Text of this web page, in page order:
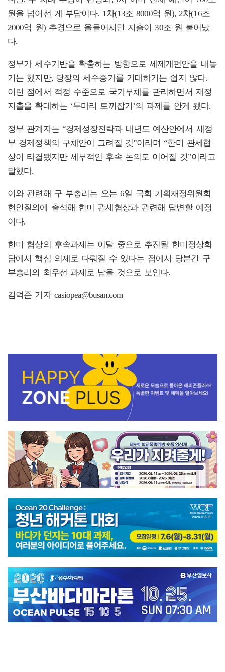
원을 넘어선 게 부담이다. 1차(13조 8000억 원), 2차(16조
2000억 원) 추경으로 올들어서만 지출이 30조 원 불어났
다.
정부가 세수기반을 확충하는 방향으로 세제개편안을 내놓
기는 했지만, 당장의 세수증가를 기대하기는 쉽지 않다.
이런 점에서 적정 수준으로 국가부채를 관리하면서 재정
지출을 확대하는 ‘두마리 토끼잡기’의 과제를 안게 됐다.
정부 관계자는 “경제성장전략과 내년도 예산안에서 새정
부 경제정책의 구체안이 그려질 것”이라며 “한미 관세협
상이 타결됐지만 세부적인 후속 논의도 이어질 것”이라고
말했다.
이와 관련해 구 부총리는 오는 6일 국회 기획재정위원회
현안질의에 출석해 한미 관세협상과 관련해 답변할 예정
이다.
한미 협상의 후속과제는 이달 중으로 추진될 한미정상회
담에서 핵심 의제로 다뤄질 수 있다는 점에서 당분간 구
부총리의 최우선 과제로 남을 것으로 보인다.
김덕준 기자 casiopea@busan.com